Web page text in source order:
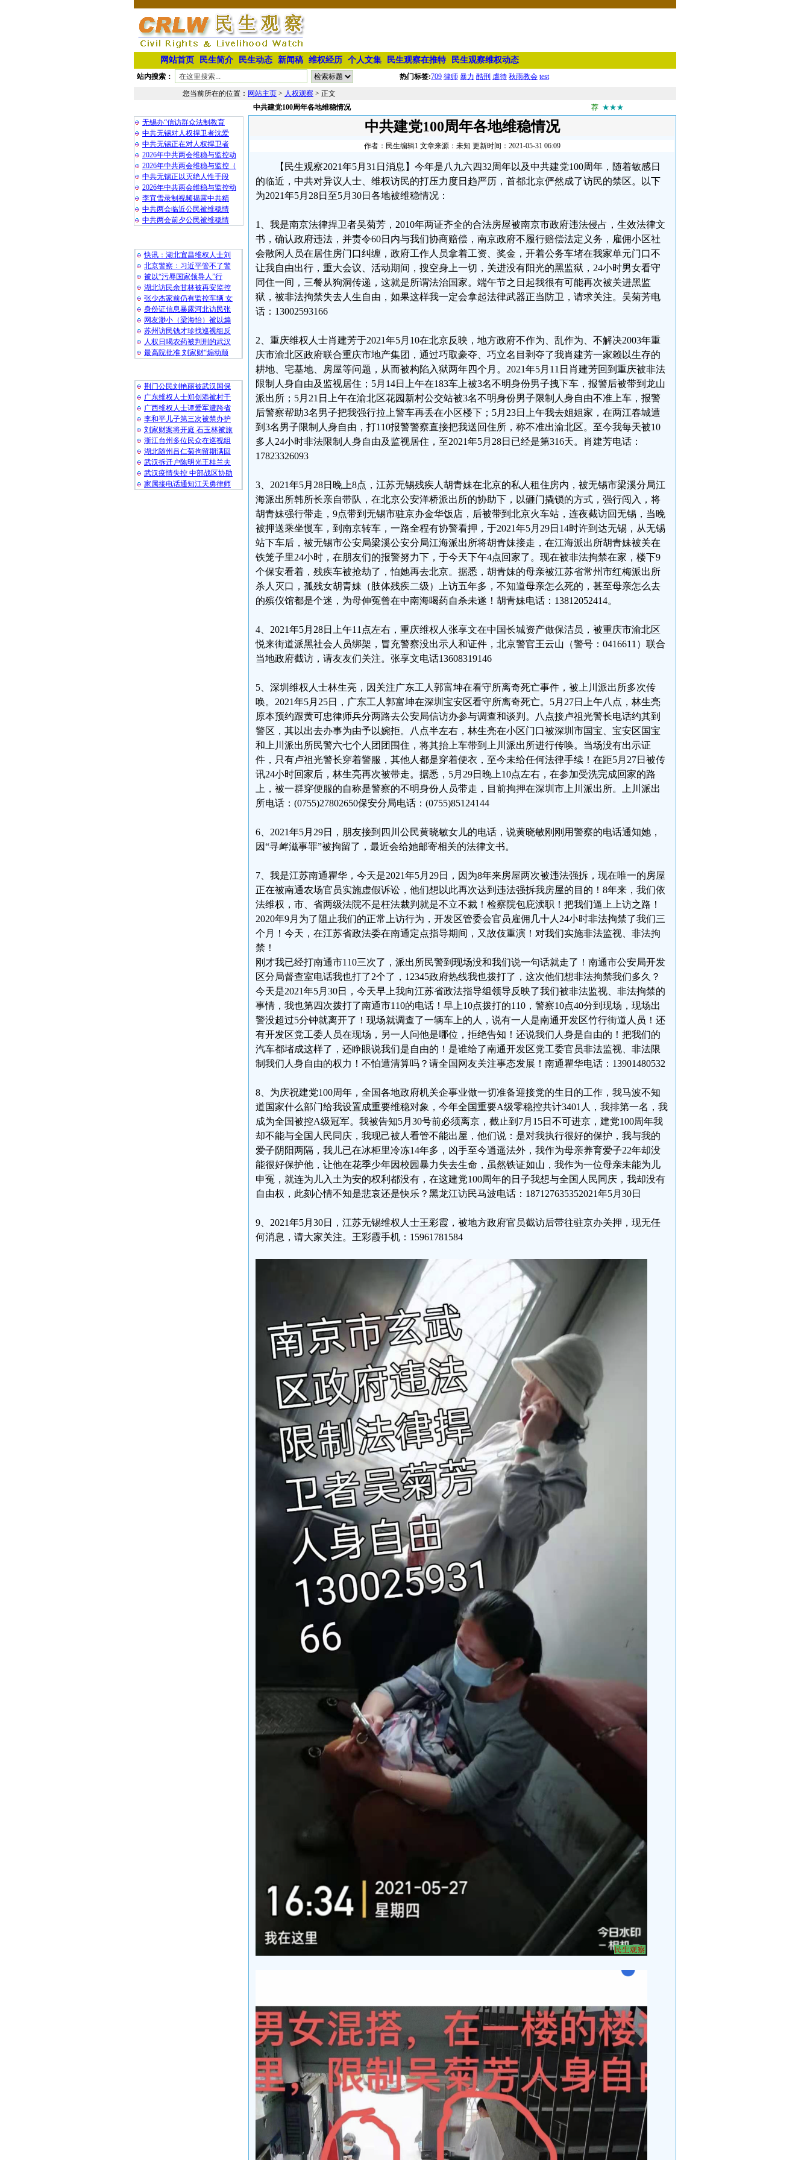
网站首页 民生简介 民生动态 新闻稿 维权经历 个人文集 民生观察在推特 民生观察维权动态
站内搜索： 热门标签:709 律师 暴力 酷刑 虐待 秋雨教会 test
您当前所在的位置： 网站主页 > 人权观察 > 正文
无锡办“信访群众法制教育
中共无锡对人权捍卫者沈爱
中共无锡正在对人权捍卫者
2026年中共两会维稳与监控动
2026年中共两会维稳与监控（
中共无锡正以灭绝人性手段
2026年中共两会维稳与监控动
李宜雪录制视频揭露中共精
中共两会临近公民被维稳情
中共两会前夕公民被维稳情
快讯：湖北宜昌维权人士刘
北京警察：习近平管不了警
被以“污辱国家领导人”行
湖北访民余甘林被再安监控
张少杰家前仍有监控车辆 女
身份证信息暴露河北访民张
网友渺小（梁海怡）被以煽
苏州访民钱才珍找巡视组反
人权日喝农药被判刑的武汉
最高院批准 刘家财“煽动颠
荆门公民刘艳丽被武汉国保
广东维权人士郑创添被村干
广西维权人士谭爱军遭跨省
李和平儿子第三次被禁办护
刘家财案将开庭 石玉林被旅
浙江台州多位民众在巡视组
湖北随州吕仁菊拘留期满回
武汉拆迁户陈明光王桂兰夫
武汉疫情失控 中部战区协助
家属接电话通知江天勇律师
中共建党100周年各地维稳情况 荐 ★★★
中共建党100周年各地维稳情况
作者：民生编辑1 文章来源：未知 更新时间：2021-05-31 06:09
【民生观察2021年5月31日消息】今年是八九六四32周年以及中共建党100周年，随着敏感日
的临近，中共对异议人士、维权访民的打压力度日趋严历，首都北京俨然成了访民的禁区。以下
为2021年5月28日至5月30日各地被维稳情况：
1、我是南京法律捍卫者吴菊芳，2010年两证齐全的合法房屋被南京市政府违法侵占，生效法律文
书，确认政府违法，并责令60日内与我们协商赔偿，南京政府不履行赔偿法定义务，雇佣小区社
会散闲人员在居住房门口纠缠，政府工作人员拿着工资、奖金，开着公务车堵在我家单元门口不
让我自由出行，重大会议、活动期间，搜空身上一切，关进没有阳光的黑监狱，24小时男女看守
同住一间，三餐从狗洞传递，这就是所谓法治国家。端午节之日起我很有可能再次被关进黑监
狱，被非法拘禁失去人生自由，如果这样我一定会拿起法律武器正当防卫，请求关注。吴菊芳电
话：13002593166
2、重庆维权人士肖建芳于2021年5月10在北京反映，地方政府不作为、乱作为、不解决2003年重
庆市渝北区政府联合重庆市地产集团，通过巧取豪夺、巧立名目剥夺了我肖建芳一家赖以生存的
耕地、宅基地、房屋等问题，从而被构陷入狱两年四个月。2021年5月11日肖建芳回到重庆被非法
限制人身自由及监视居住；5月14日上午在183车上被3名不明身份男子拽下车，报警后被带到龙山
派出所；5月21日上午在渝北区花园新村公交站被3名不明身份男子限制人身自由不准上车，报警
后警察帮助3名男子把我强行拉上警车再丢在小区楼下；5月23日上午我去姐姐家，在两江春城遭
到3名男子限制人身自由，打110报警警察直接把我送回住所，称不准出渝北区。至今我每天被10
多人24小时非法限制人身自由及监视居住，至2021年5月28日已经是第316天。肖建芳电话：
17823326093
3、2021年5月28日晚上8点，江苏无锡残疾人胡青妹在北京的私人租住房内，被无锡市梁溪分局江
海派出所韩所长亲自带队，在北京公安洋桥派出所的协助下，以砸门撬锁的方式，强行闯入，将
胡青妹强行带走，9点带到无锡市驻京办金华饭店，后被带到北京火车站，连夜截访回无锡，当晚
被押送乘坐慢车，到南京转车，一路全程有协警看押，于2021年5月29日14时许到达无锡，从无锡
站下车后，被无锡市公安局梁溪公安分局江海派出所将胡青妹接走，在江海派出所胡青妹被关在
铁笼子里24小时，在朋友们的报警努力下，于今天下午4点回家了。现在被非法拘禁在家，楼下9
个保安看着，残疾车被抢劫了，怕她再去北京。据悉，胡青妹的母亲被江苏省常州市红梅派出所
杀人灭口，孤残女胡青妹（肢体残疾二级）上访五年多，不知道母亲怎么死的，甚至母亲怎么去
的殡仪馆都是个迷，为母伸冤曾在中南海喝药自杀未遂！胡青妹电话：13812052414。
4、2021年5月28日上午11点左右，重庆维权人张享文在中国长城资产做保洁员，被重庆市渝北区
悦来街道派黑社会人员绑架，冒充警察没出示人和证件，北京警官王云山（警号：0416611）联合
当地政府截访，请友友们关注。张享文电话13608319146
5、深圳维权人士林生亮，因关注广东工人郭富坤在看守所离奇死亡事件，被上川派出所多次传
唤。2021年5月25日，广东工人郭富坤在深圳宝安区看守所离奇死亡。5月27日上午八点，林生亮
原本预约跟黄可忠律师兵分两路去公安局信访办参与调查和谈判。八点接卢祖光警长电话约其到
警区，其以出去办事为由予以婉拒。八点半左右，林生亮在小区门口被深圳市国宝、宝安区国宝
和上川派出所民警六七个人团团围住，将其抬上车带到上川派出所进行传唤。当场没有出示证
件，只有卢祖光警长穿着警服，其他人都是穿着便衣，至今未给任何法律手续！在距5月27日被传
讯24小时回家后，林生亮再次被带走。据悉，5月29日晚上10点左右，在参加受洗完成回家的路
上，被一群穿便服的自称是警察的不明身份人员带走，目前拘押在深圳市上川派出所。上川派出
所电话：(0755)27802650保安分局电话：(0755)85124144
6、2021年5月29日，朋友接到四川公民黄晓敏女儿的电话，说黄晓敏刚刚用警察的电话通知她，
因“寻衅滋事罪”被拘留了，最近会给她邮寄相关的法律文书。
7、我是江苏南通瞿华，今天是2021年5月29日，因为8年来房屋两次被违法强拆，现在唯一的房屋
正在被南通农场官员实施虚假诉讼，他们想以此再次达到违法强拆我房屋的目的！8年来，我们依
法维权，市、省两级法院不是枉法裁判就是不立不裁！检察院包庇渎职！把我们逼上上访之路！
2020年9月为了阻止我们的正常上访行为，开发区管委会官员雇佣几十人24小时非法拘禁了我们三
个月！今天，在江苏省政法委在南通定点指导期间，又故伎重演！对我们实施非法监视、非法拘
禁！
刚才我已经打南通市110三次了，派出所民警到现场没和我们说一句话就走了！南通市公安局开发
区分局督查室电话我也打了2个了，12345政府热线我也拨打了，这次他们想非法拘禁我们多久？
今天是2021年5月30日，今天早上我向江苏省政法指导组领导反映了我们被非法监视、非法拘禁的
事情，我也第四次拨打了南通市110的电话！早上10点拨打的110，警察10点40分到现场，现场出
警没超过5分钟就离开了！现场就调查了一辆车上的人，说有一人是南通开发区竹行街道人员！还
有开发区党工委人员在现场，另一人问他是哪位，拒绝告知！还说我们人身是自由的！把我们的
汽车都堵成这样了，还睁眼说我们是自由的！是谁给了南通开发区党工委官员非法监视、非法限
制我们人身自由的权力！不怕遭清算吗？请全国网友关注事态发展！南通瞿华电话：13901480532
8、为庆祝建党100周年，全国各地政府机关企事业做一切准备迎接党的生日的工作，我马波不知
道国家什么部门给我设置成重要维稳对象，今年全国重要A级零稳控共计3401人，我排第一名，我
成为全国被控A级冠军。我被告知5月30号前必须离京，截止到7月15日不可进京，建党100周年我
却不能与全国人民同庆，我现己被人看管不能出屋，他们说：是对我执行很好的保护，我与我的
爱子阴阳两隔，我儿已在冰柜里冷冻14年多，凶手至今逍遥法外，我作为母亲养育爱子22年却没
能很好保护他，让他在花季少年因校园暴力失去生命，虽然铁证如山，我作为一位母亲未能为儿
申冤，就连为儿入土为安的权利都没有，在这建党100周年的日子我想与全国人民同庆，我却没有
自由权，此刻心情不知是悲哀还是快乐？黑龙江访民马波电话：187127635352021年5月30日
9、2021年5月30日，江苏无锡维权人士王彩霞，被地方政府官员截访后带往驻京办关押，现无任
何消息，请大家关注。王彩霞手机：15961781584